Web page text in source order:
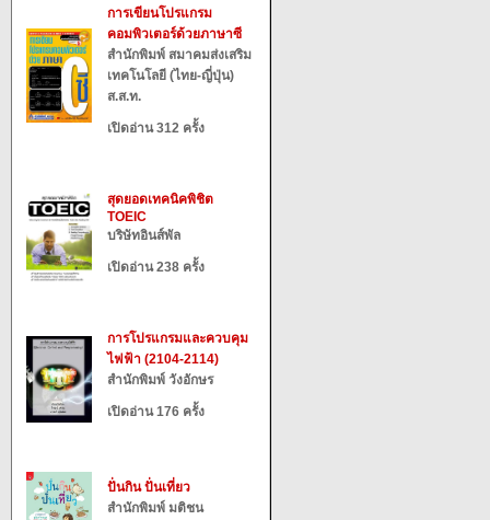
การเขียนโปรแกรม
คอมพิวเตอร์ด้วยภาษาซี
สำนักพิมพ์ สมาคมส่งเสริม
เทคโนโลยี (ไทย-ญี่ปุ่น)
ส.ส.ท.
เปิดอ่าน 312 ครั้ง
สุดยอดเทคนิคพิชิต
TOEIC
บริษัทอินส์พัล
เปิดอ่าน 238 ครั้ง
การโปรแกรมและควบคุม
ไฟฟ้า (2104-2114)
สำนักพิมพ์ วังอักษร
เปิดอ่าน 176 ครั้ง
ปั่นกิน ปั่นเที่ยว
สำนักพิมพ์ มติชน